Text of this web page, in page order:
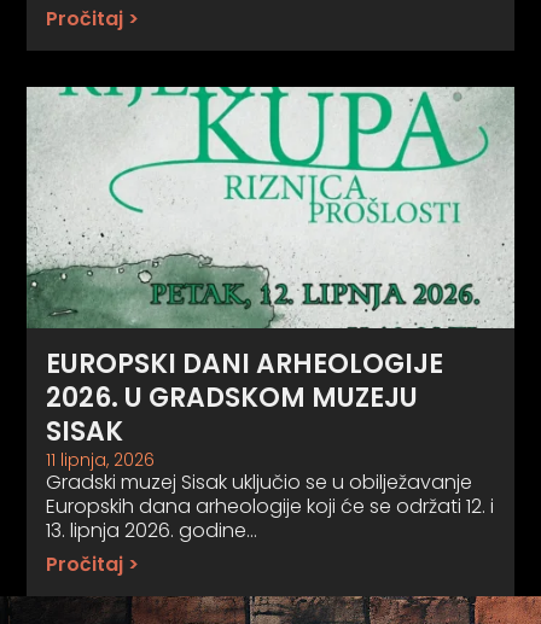
Pročitaj >
EUROPSKI DANI ARHEOLOGIJE
2026. U GRADSKOM MUZEJU
SISAK
11 lipnja, 2026
Gradski muzej Sisak uključio se u obilježavanje
Europskih dana arheologije koji će se održati 12. i
13. lipnja 2026. godine…
Pročitaj >